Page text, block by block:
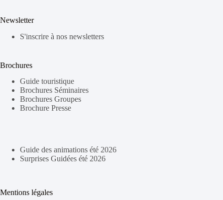
Newsletter
S'inscrire à nos newsletters
Brochures
Guide touristique
Brochures Séminaires
Brochures Groupes
Brochure Presse
Guide des animations été 2026
Surprises Guidées été 2026
Mentions légales